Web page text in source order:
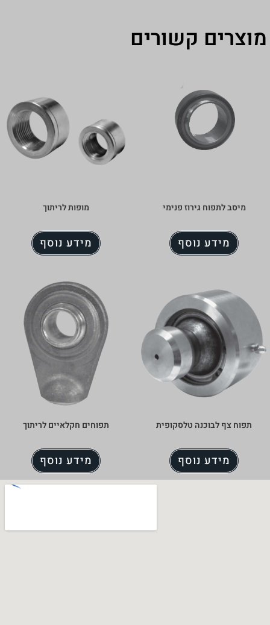
מופות לריתוך
מידע נוסף
תפוחים חקלאיים לריתוך
מידע נוסף